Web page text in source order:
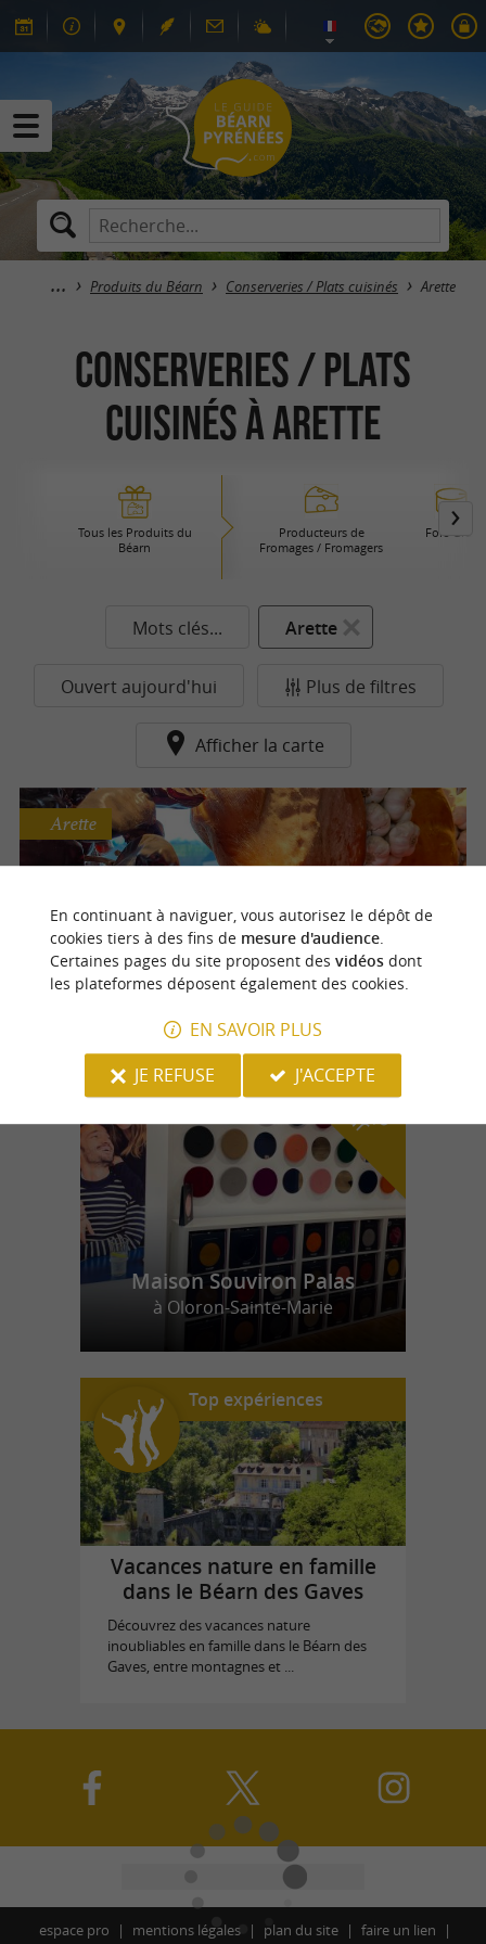
Produits du Béarn Conserveries / Plats cuisinés Arette
Conserveries / Plats
cuisinés à Arette
Tous les Produits du
Béarn
Producteurs de
Fromages / Fromagers
Foie Gras
Mots clés... Arette
Ouvert aujourd'hui Plus de filtres
Afficher la carte
Boucherie Basco Béarnaise M.Bozom
Qualité et tradition au cœur des Pyrénées
Arette
n
o
t
r
e
c
o
u
p
d
e
c
o
e
u
r
Maison Souviron Palas
à Oloron-Sainte-Marie
Top expériences
Vacances nature en famille
dans le Béarn des Gaves
Découvrez des vacances nature
inoubliables en famille dans le Béarn des
Gaves, entre montagnes et ...
espace pro mentions légales plan du site faire un lien
En continuant à naviguer, vous autorisez le dépôt de
cookies tiers à des fins de mesure d'audience.
Certaines pages du site proposent des vidéosdont
les plateformes déposent également des cookies.
EN SAVOIR PLUS
JE REFUSE
J'ACCEPTE